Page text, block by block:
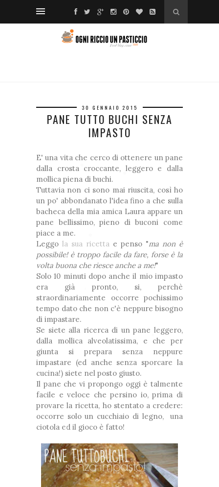
30 GENNAIO 2015
PANE TUTTO BUCHI SENZA
IMPASTO
E' una vita che cerco di ottenere un pane
dalla crosta croccante, leggero e dalla
mollica piena di buchi.
Tuttavia non ci sono mai riuscita, così ho
un po' abbondanato l'idea fino a che sulla
bacheca della mia amica Laura appare un
pane bellissimo, pieno di buconi come
piace a me.
Leggo la sua ricetta e penso "ma non è
possibile! è troppo facile da fare, forse è la
volta buona che riesce anche a me!"
Solo 10 minuti dopo anche il mio impasto
era già pronto, si, perchè
straordinariamente occorre pochissimo
tempo dato che non c'è neppure bisogno
di impastare.
Se siete alla ricerca di un pane leggero,
dalla mollica alveolatissima, e che per
giunta si prepara senza neppure
impastare (ed anche senza sporcare la
cucina!) siete nel posto giusto.
Il pane che vi propongo oggi è talmente
facile e veloce che persino io, prima di
provare la ricetta, ho stentato a credere:
occorre solo un cucchiaio di legno, una
ciotola ed il gioco è fatto!
❅
❅
❅
*
*
❆
*
❅
*
❅
❆
❆
❅
❅
❆
❆
❅